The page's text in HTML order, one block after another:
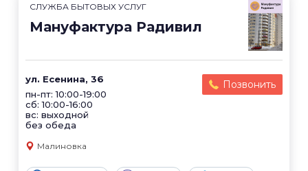
СЛУЖБА БЫТОВЫХ УСЛУГ
Мануфактура Радивил
ул. Есенина, 36
пн-пт: 10:00-19:00
сб: 10:00-16:00
вс: выходной
без обеда
Позвонить
Малиновка